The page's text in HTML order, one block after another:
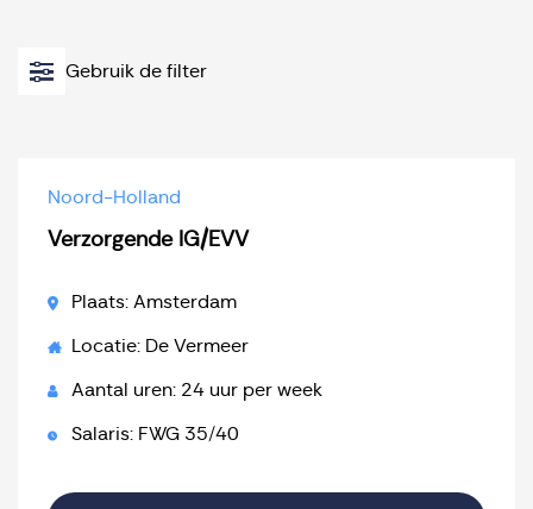
Gebruik de filter
Noord-Holland
Verzorgende IG/EVV
Plaats: Amsterdam
Locatie: De Vermeer
Aantal uren: 24 uur per week
Salaris: FWG 35/40